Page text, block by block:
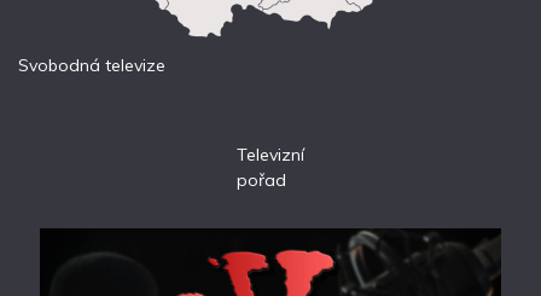
Svobodná televize
Televizní
pořad